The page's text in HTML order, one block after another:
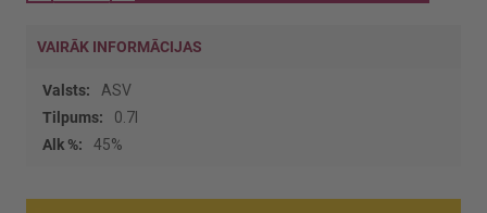
VAIRĀK INFORMĀCIJAS
Vairāk
informācijas
ASV
0.7l
45%